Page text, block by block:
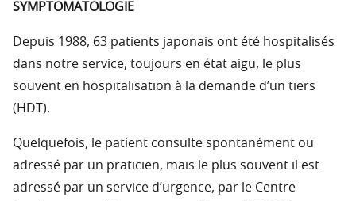
SYMPTOMATOLOGIE
Depuis 1988, 63 patients japonais ont été hospitalisés
dans notre service, toujours en état aigu, le plus
souvent en hospitalisation à la demande d’un tiers
(HDT).
Quelquefois, le patient consulte spontanément ou
adressé par un praticien, mais le plus souvent il est
adressé par un service d’urgence, par le Centre